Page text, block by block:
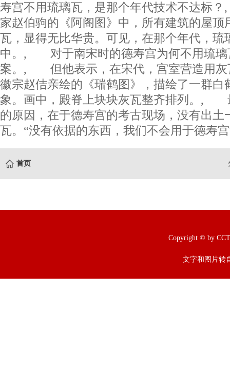
寿宫不用琉璃瓦，是那个年代技术不达
家赵伯驹的《阿阁图》中，所有建筑的屋顶
瓦，显得无比华贵。可见，在那个年代，琉
中。, 对于南宋时的德寿宫为何不用琉璃
案。, 但他表示，在宋代，宫室营造用灰
徽宗赵佶亲绘的《瑞鹤图》，描绘了一群白
象。画中，殿脊上块块灰瓦整齐排列。,
的原因，在于德寿宫的考古现场，没有出土
瓦。“没有依据的东西，我们不会用于德寿
首页
Copyright © by
文字和图片转